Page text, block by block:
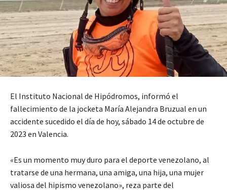
El Instituto Nacional de Hipódromos, informó el
fallecimiento de la jocketa María Alejandra Bruzual en un
accidente sucedido el día de hoy, sábado 14 de octubre de
2023 en Valencia.
«Es un momento muy duro para el deporte venezolano, al
tratarse de una hermana, una amiga, una hija, una mujer
valiosa del hipismo venezolano», reza parte del